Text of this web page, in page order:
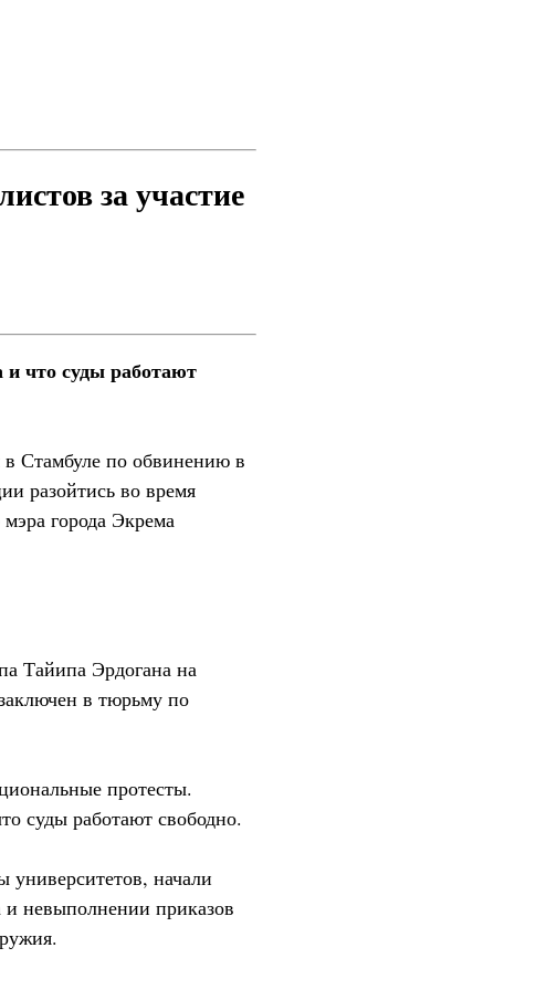
за участие
и что суды работают
Стамбуле по обвинению в
разойтись во время
города Экрема
Тайипа Эрдогана на
в тюрьму по
протесты.
суды работают свободно.
начали
невыполнении приказов